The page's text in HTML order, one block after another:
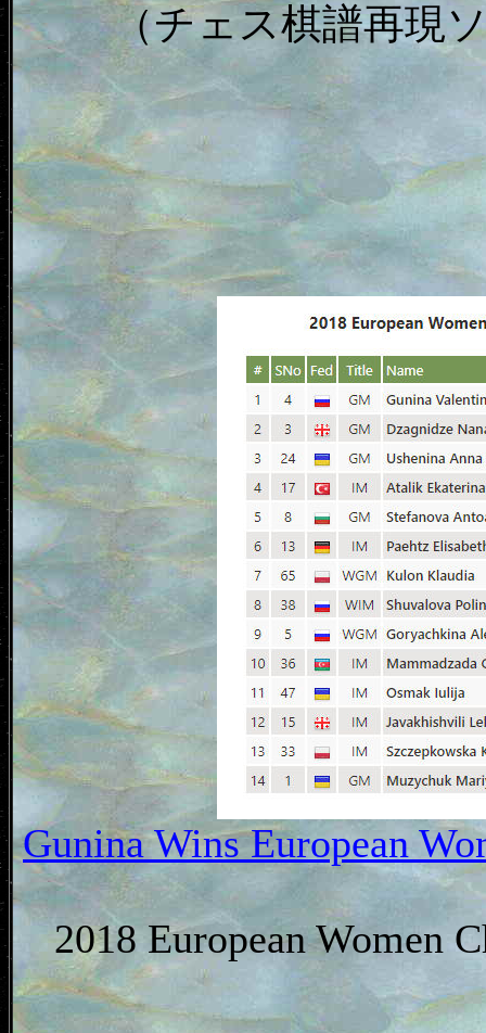
（チェス棋譜再現
Gunina Wins European
2018 European Women